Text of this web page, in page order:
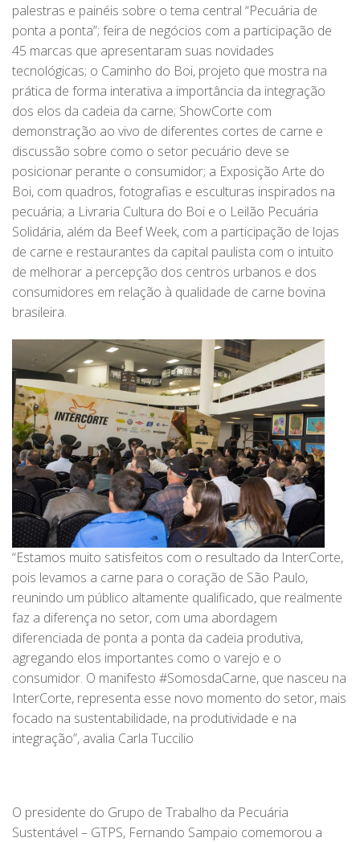
palestras e painéis sobre o tema central “Pecuária de
ponta a ponta”; feira de negócios com a participação de
45 marcas que apresentaram suas novidades
tecnológicas; o Caminho do Boi, projeto que mostra na
prática de forma interativa a importância da integração
dos elos da cadeia da carne; ShowCorte com
demonstração ao vivo de diferentes cortes de carne e
discussão sobre como o setor pecuário deve se
posicionar perante o consumidor; a Exposição Arte do
Boi, com quadros, fotografias e esculturas inspirados na
pecuária; a Livraria Cultura do Boi e o Leilão Pecuária
Solidária, além da Beef Week, com a participação de lojas
de carne e restaurantes da capital paulista com o intuito
de melhorar a percepção dos centros urbanos e dos
consumidores em relação à qualidade de carne bovina
brasileira.
“Estamos muito satisfeitos com o resultado da InterCorte,
pois levamos a carne para o coração de São Paulo,
reunindo um público altamente qualificado, que realmente
faz a diferença no setor, com uma abordagem
diferenciada de ponta a ponta da cadeia produtiva,
agregando elos importantes como o varejo e o
consumidor. O manifesto #SomosdaCarne, que nasceu na
InterCorte, representa esse novo momento do setor, mais
focado na sustentabilidade, na produtividade e na
integração”, avalia Carla Tuccilio
O presidente do Grupo de Trabalho da Pecuária
Sustentável – GTPS, Fernando Sampaio comemorou a